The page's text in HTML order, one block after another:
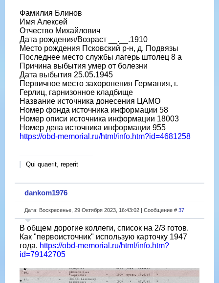
Фамилия Блинов
Имя Алексей
Отчество Михайлович
Дата рождения/Возраст __.__.1910
Место рождения Псковский р-н, д. Подвязы
Последнее место службы лагерь штолец 8 а
Причина выбытия умер от болезни
Дата выбытия 25.05.1945
Первичное место захоронения Германия, г.
Герлиц, гарнизонное кладбище
Название источника донесения ЦАМО
Номер фонда источника информации 58
Номер описи источника информации 18003
Номер дела источника информации 955
https://obd-memorial.ru/html/info.htm?id=4681258
Qui quaerit, reperit
dankom1976
Дата: Воскресенье, 29 Октября 2023, 16:43:02 | Сообщение # 37
В общем дорогие коллеги, список на 2/3 готов.
Как "первоисточник" использую карточку 1947
года. https://obd-memorial.ru/html/info.htm?
id=79142705